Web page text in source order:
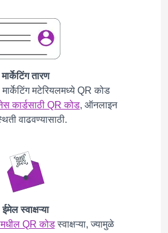
मार्केटिंग तारण
मार्केटिंग मटेरियलमध्ये QR कोड
कार्डसाठी QR कोड, ऑनलाइन
वाढवण्यासाठी.
ईमेल स्वाक्षऱ्या
QR कोडस्वाक्षऱ्या, ज्यामुळे